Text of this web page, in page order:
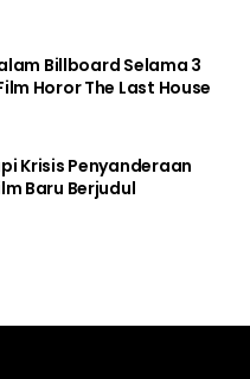
Billboard Selama 3
Horor The Last House
Krisis Penyanderaan
Baru Berjudul